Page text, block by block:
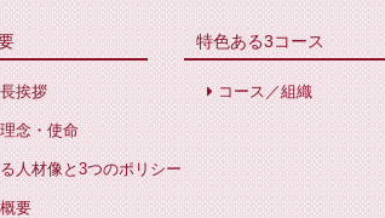
挨拶
念・使命
人材像と3つのポリシー
要
特色ある3コース
コース／組織